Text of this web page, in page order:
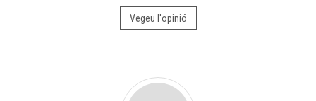
Vegeu l'opinió